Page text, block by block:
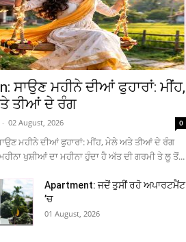
ਸਾਉਣ ਮਹੀਨੇ ਦੀਆਂ ਫੁਹਾਰਾਂ: ਮੀਂਹ,
ਤੀਆਂ ਦੇ ਰੰਗ
- 02 August, 2026 0
ਮਹੀਨੇ ਦੀਆਂ ਫੁਹਾਰਾਂ: ਮੀਂਹ, ਮੇਲੇ ਅਤੇ ਤੀਆਂ ਦੇ ਰੰਗ
ਖੁਸ਼ੀਆਂ ਦਾ ਮਹੀਨਾ ਹੁੰਦਾ ਹੈ ਅੱਤ ਦੀ ਗਰਮੀ ਤੇ ਲੂ ਤੋਂ...
Apartment: ਜਦੋਂ ਤੁਸੀਂ ਰਹੋ ਅਪਾਰਟਮੈਂਟ
’ਚ
01 August, 2026